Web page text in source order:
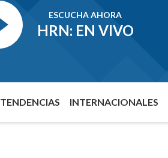
ESCUCHA AHORA
HRN: EN VIVO
TENDENCIAS INTERNACIONALES